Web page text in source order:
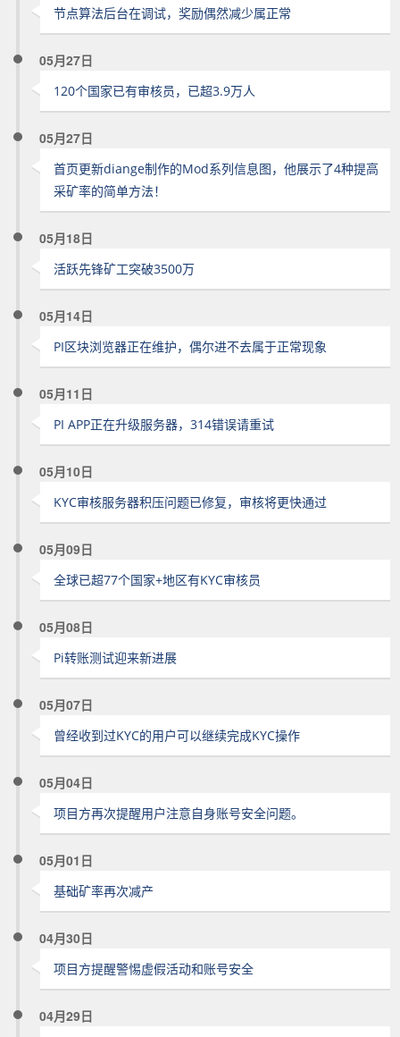
节点算法后台在调试，奖励偶然减少属正常
05月27日
120个国家已有审核员，已超3.9万人
05月27日
首页更新diange制作的Mod系列信息图，他展示了4种提高
采矿率的简单方法！
05月18日
活跃先锋矿工突破3500万
05月14日
PI区块浏览器正在维护，偶尔进不去属于正常现象
05月11日
PI APP正在升级服务器，314错误请重试
05月10日
KYC审核服务器积压问题已修复，审核将更快通过
05月09日
全球已超77个国家+地区有KYC审核员
05月08日
Pi转账测试迎来新进展
05月07日
曾经收到过KYC的用户可以继续完成KYC操作
05月04日
项目方再次提醒用户注意自身账号安全问题。
05月01日
基础矿率再次减产
04月30日
项目方提醒警惕虚假活动和账号安全
04月29日